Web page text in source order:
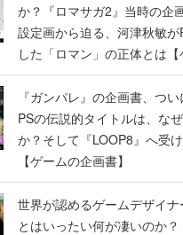
か？『ロマサガ2』当時の企
設定画から迫る、河津秋敏が
した「ロマン」の正体とは
書】
『ガンパレ』の企画書、つ
PSの伝説的タイトルは、な
か？そして『LOOP8』へ受
【ゲームの企画書】
世界が認めるゲームデザイナ
とはいったい何が凄いのか